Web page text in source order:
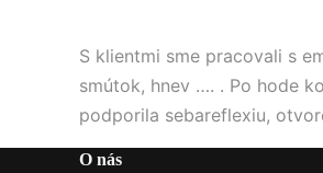
S klientmi sme pracovali s
smútok, hnev …. . Po hode
podporila sebareflexiu,
O nás